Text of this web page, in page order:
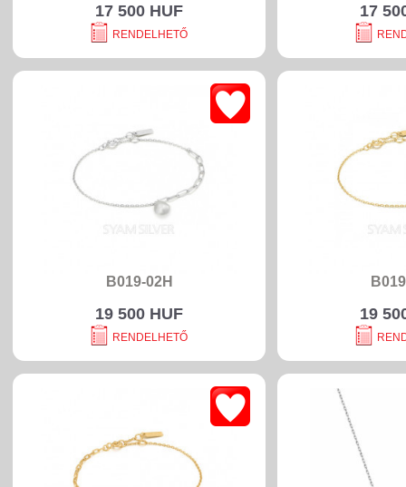
17 500 HUF
RENDELHETŐ
17
B019-02H
19 500 HUF
RENDELHETŐ
19